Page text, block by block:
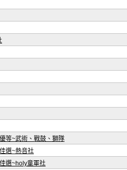
等~武術、戰鼓、獅隊
選~熱音社
選~holy童軍社